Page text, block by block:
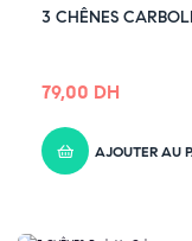
3 CHÊNES
79,00 DH
AJOUTER AU